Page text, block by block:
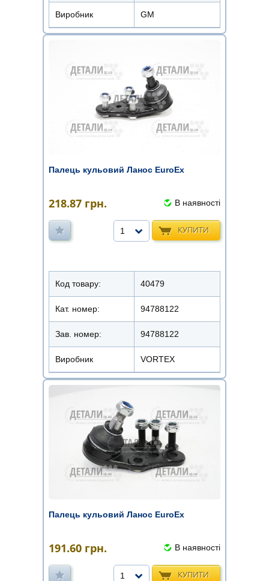
Виробник GM
Палець кульовий Ланос EuroEx
218.87 грн. В наявності
КУПИТИ
1
Код товару: 40479
Кат. номер: 94788122
Зав. номер: 94788122
Виробник VORTEX
Палець кульовий Ланос EuroEx
191.60 грн. В наявності
КУПИТИ
1